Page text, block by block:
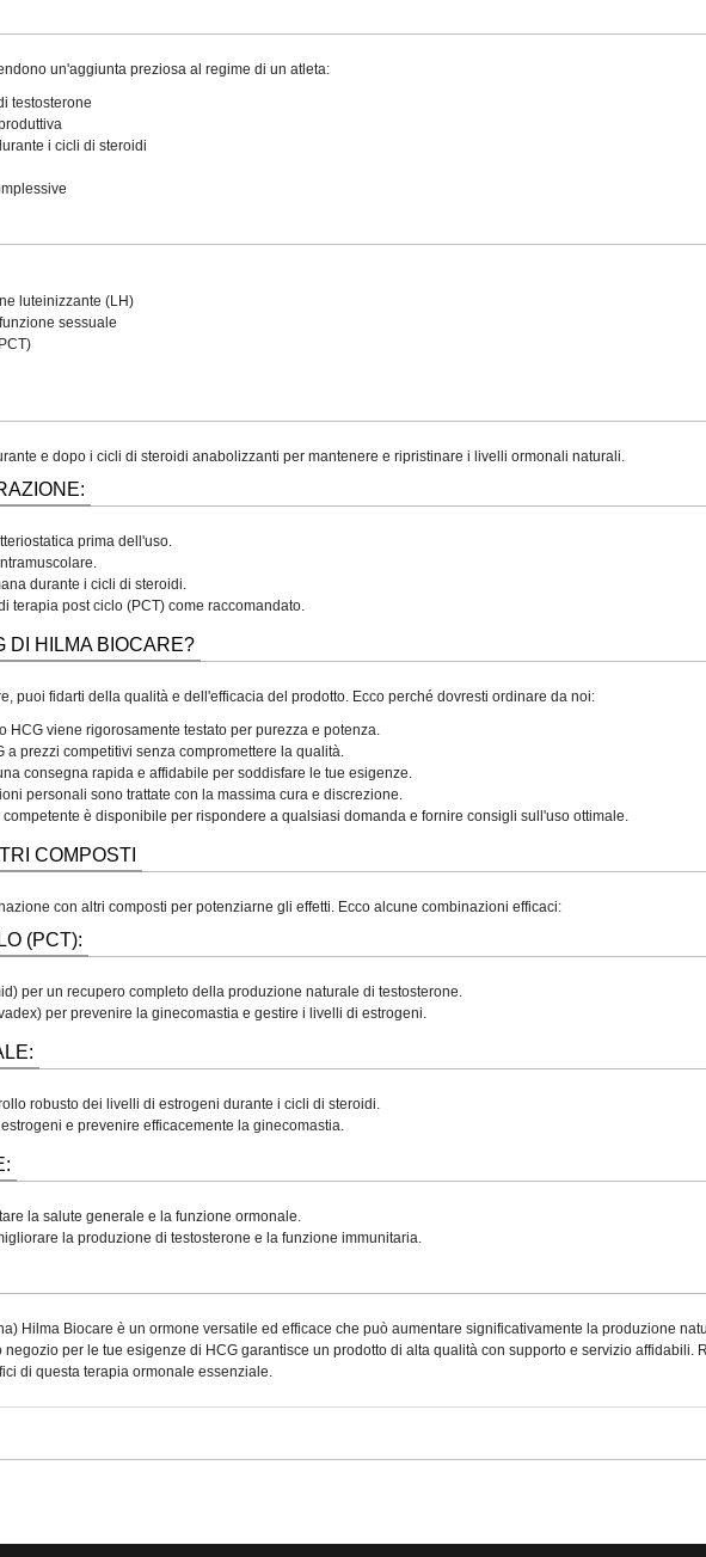
un'aggiunta preziosa al regime di un atleta:
testosterone
i cicli di steroidi
luteinizzante (LH)
sessuale
e dopo i cicli di steroidi anabolizzanti per mantenere e ripristinare i livelli ormonali naturali.
prima dell'uso.
durante i cicli di steroidi.
terapia post ciclo (PCT) come raccomandato.
DI HILMA BIOCARE?
puoi fidarti della qualità e dell'efficacia del prodotto. Ecco perché dovresti ordinare da noi:
HCG viene rigorosamente testato per purezza e potenza.
a prezzi competitivi senza compromettere la qualità.
consegna rapida e affidabile per soddisfare le tue esigenze.
personali sono trattate con la massima cura e discrezione.
è disponibile per rispondere a qualsiasi domanda e fornire consigli sull'uso ottimale.
COMPOSTI
con altri composti per potenziarne gli effetti. Ecco alcune combinazioni efficaci:
(PCT):
per un recupero completo della produzione naturale di testosterone.
per prevenire la ginecomastia e gestire i livelli di estrogeni.
robusto dei livelli di estrogeni durante i cicli di steroidi.
e prevenire efficacemente la ginecomastia.
la salute generale e la funzione ormonale.
la produzione di testosterone e la funzione immunitaria.
Hilma Biocare è un ormone versatile ed efficace che può aumentare significativamente la produzione
per le tue esigenze di HCG garantisce un prodotto di alta qualità con supporto e servizio affidabili.
di questa terapia ormonale essenziale.